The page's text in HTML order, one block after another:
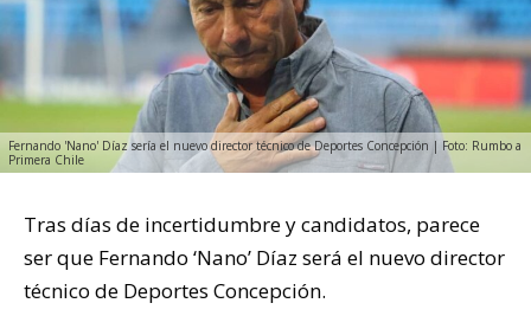
Fernando 'Nano' Díaz sería el nuevo director técnico de Deportes Concepción | Foto: Rumbo a
Primera Chile
Tras días de incertidumbre y candidatos, parece
ser que Fernando ‘Nano’ Díaz será el nuevo director
técnico de Deportes Concepción.